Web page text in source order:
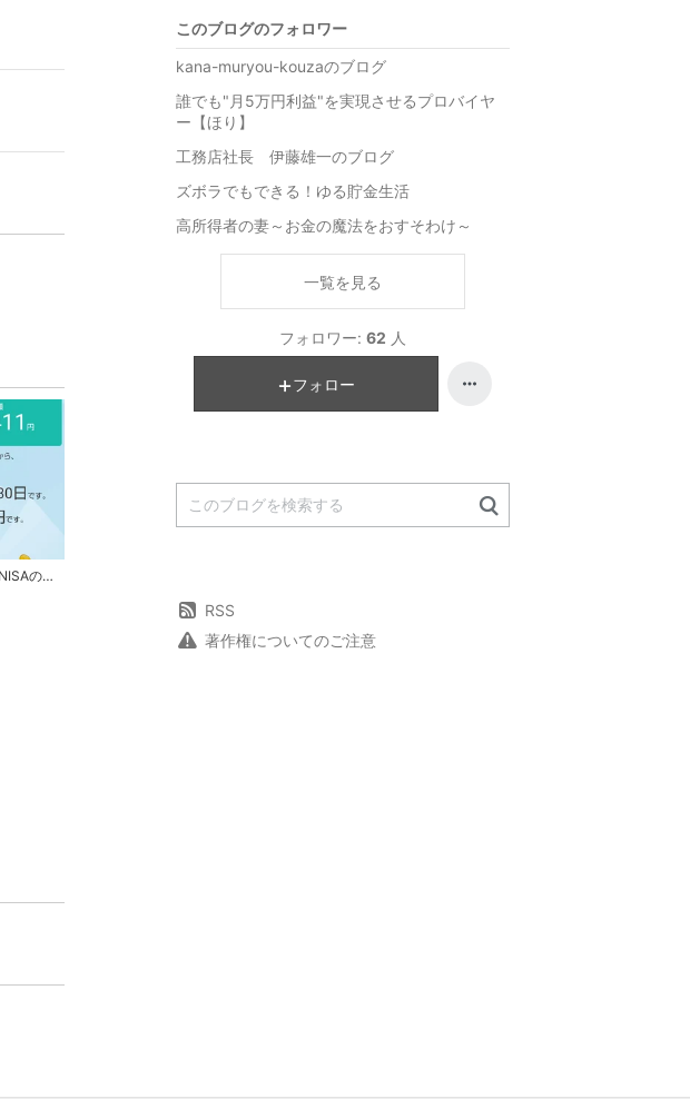
この１年間の新NISAの動き
このブログのフォロワー
kana-muryou-kouzaのブログ
誰でも"月5万円利益"を実現させるプロバイヤ
ー【ほり】
工務店社長 伊藤雄一のブログ
ズボラでもできる！ゆる貯金生活
高所得者の妻～お金の魔法をおすそわけ～
一覧を見る
フォロワー: 62 人
フォロー
RSS
著作権についてのご注意